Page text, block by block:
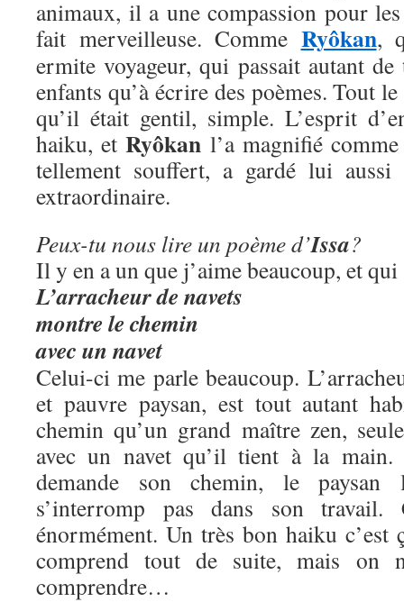
animaux, il a une compassion pour
fait merveilleuse. Comme Ryôkan,
ermite voyageur, qui passait autant
enfants qu’à écrire des poèmes. Tout
qu’il était gentil, simple. L’esprit
haiku, etRyôkan l’a magnifié
tellement souffert, a gardé lui aussi
extraordinaire.
Peux-tu nous lire un poème d’Issa?
Il y en a un que j’aime beaucoup, et
L’arracheur de navets
montre le chemin
avec un navet
Celui-ci me parle beaucoup.
et pauvre paysan, est tout autant
chemin qu’un grand maître zen,
avec un navet qu’il tient à la main.
demande son chemin, le
s’interromp pas dans son
énormément. Un très bon haiku c’est
comprend tout de suite, mais on
comprendre…